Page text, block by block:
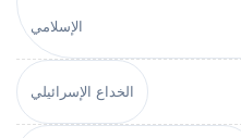
الإسلامي
الخداع الإسرائيلي